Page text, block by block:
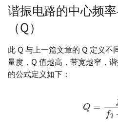
谐振电路的中心频
（Q）
此 Q 与上一篇文章的 Q 定义不
量度，Q 值越高，带宽越窄，
的公式定义如下：
2